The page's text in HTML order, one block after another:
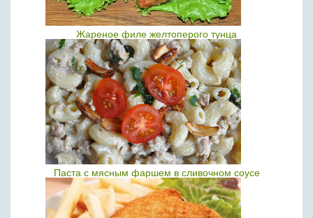
Жареное филе желтоперого тунца
Паста с мясным фаршем в сливочном соусе